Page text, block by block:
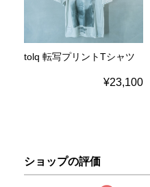
tolq 転写プリントTシャツ
¥23,100
ショップの評価